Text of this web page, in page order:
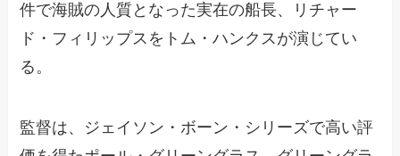
件で海賊の人質となった実在の船長、リチャー
ド・フィリップスをトム・ハンクスが演じてい
る。
監督は、ジェイソン・ボーン・シリーズで高い評